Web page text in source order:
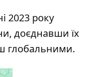
2023 року
доєднавши їх
глобальними.